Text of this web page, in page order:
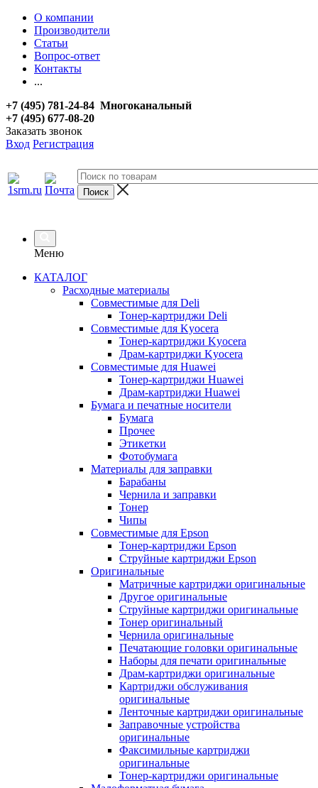
О компании
Производители
Статьи
Вопрос-ответ
Контакты
...
+7 (495) 781-24-84 Многоканальный
+7 (495) 677-08-20
Заказать звонок
Вход Регистрация
Меню
КАТАЛОГ
Расходные материалы
Совместимые для Deli
Тонер-картриджи Deli
Совместимые для Kyocera
Тонер-картриджи Kyocera
Драм-картриджи Kyocera
Совместимые для Huawei
Тонер-картриджи Huawei
Драм-картриджи Huawei
Бумага и печатные носители
Бумага
Прочее
Этикетки
Фотобумага
Материалы для заправки
Барабаны
Чернила и заправки
Тонер
Чипы
Совместимые для Epson
Тонер-картриджи Epson
Струйные картриджи Epson
Оригинальные
Матричные картриджи оригинальные
Другое оригинальные
Струйные картриджи оригинальные
Тонер оригинальный
Чернила оригинальные
Печатающие головки оригинальные
Наборы для печати оригинальные
Драм-картриджи оригинальные
Картриджи обслуживания
оригинальные
Ленточные картриджи оригинальные
Заправочные устройства
оригинальные
Факсимильные картриджи
оригинальные
Тонер-картриджи оригинальные